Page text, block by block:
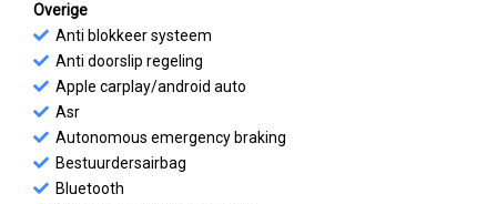
Overige
Anti blokkeer systeem
Anti doorslip regeling
Apple carplay/android auto
Asr
Autonomous emergency braking
Bestuurdersairbag
Bluetooth